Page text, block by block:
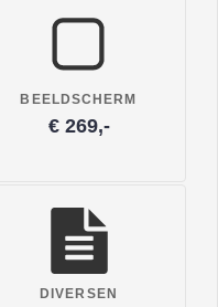
BEELDSCHERM
€ 269,-
DIVERSEN